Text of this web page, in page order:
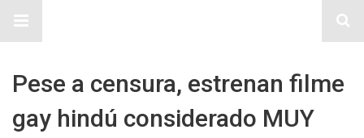
Pese a censura, estrenan filme
gay hindú considerado MUY